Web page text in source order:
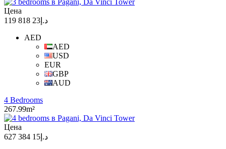
Цена
د.إ23 818 119
AED
AED
USD
EUR
GBP
AUD
4 Bedrooms
267.99m²
Цена
د.إ15 384 627